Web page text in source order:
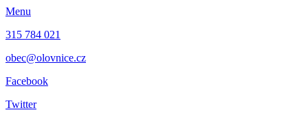
Menu
315 784 021
obec@olovnice.cz
Facebook
Twitter